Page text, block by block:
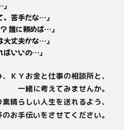
、苦手だな…』
誰に頼めば…』
大丈夫かな…』
ばいいの…』
ＫＹお金と仕事の相談所と、
一緒に考えてみませんか。
晴らしい人生を送れるよう、
お手伝いをさせてください。